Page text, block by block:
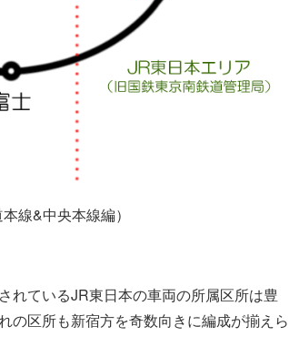
線&中央本線編）
れているJR東日本の車両の所属区所は豊
の区所も新宿方を奇数向きに編成が揃えら